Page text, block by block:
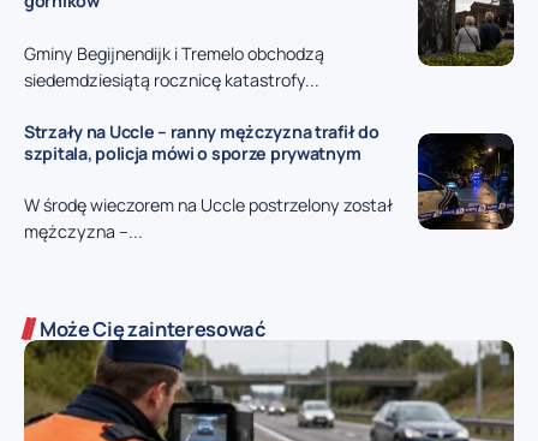
Gminy Begijnendijk i Tremelo obchodzą
siedemdziesiątą rocznicę katastrofy...
Strzały na Uccle – ranny mężczyzna trafił do
szpitala, policja mówi o sporze prywatnym
W środę wieczorem na Uccle postrzelony został
mężczyzna –...
Może Cię zainteresować